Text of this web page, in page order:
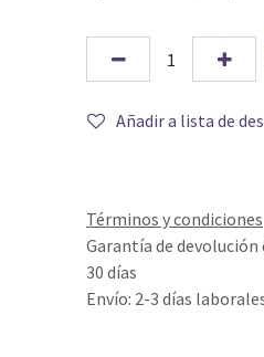
Añadir a lista de
Términos y condiciones
Garantía de devolución
30 días
Envío: 2-3 días